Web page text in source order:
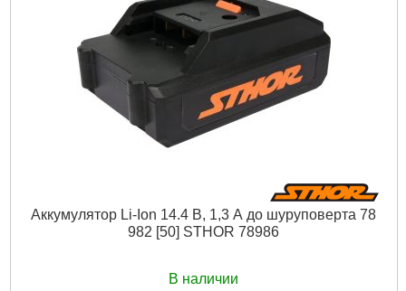
Аккумулятор Li-Ion 14.4 В, 1,3 А до шуруповерта 78
982 [50] STHOR 78986
В наличии